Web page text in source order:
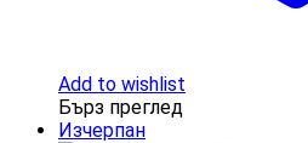
Add to wishlist
Бърз преглед
Изчерпан